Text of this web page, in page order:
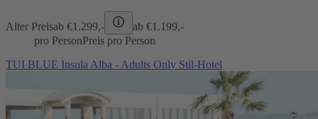
Alter Preisab €1.299,- ab €1.199,-
pro PersonPreis pro Person
TUI BLUE Insula Alba - Adults Only Stil-Hotel